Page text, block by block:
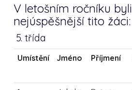
V letošním ročníku byli
nejúspěšnější tito žáci:
5. třída
Umístění Jméno Příjmení